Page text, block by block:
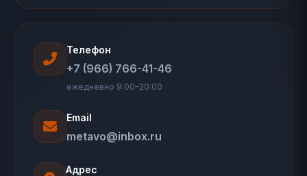
Телефон
+7 (966) 766-41-46
ежедневно 9:00–20:00
Email
metavo@inbox.ru
Адрес